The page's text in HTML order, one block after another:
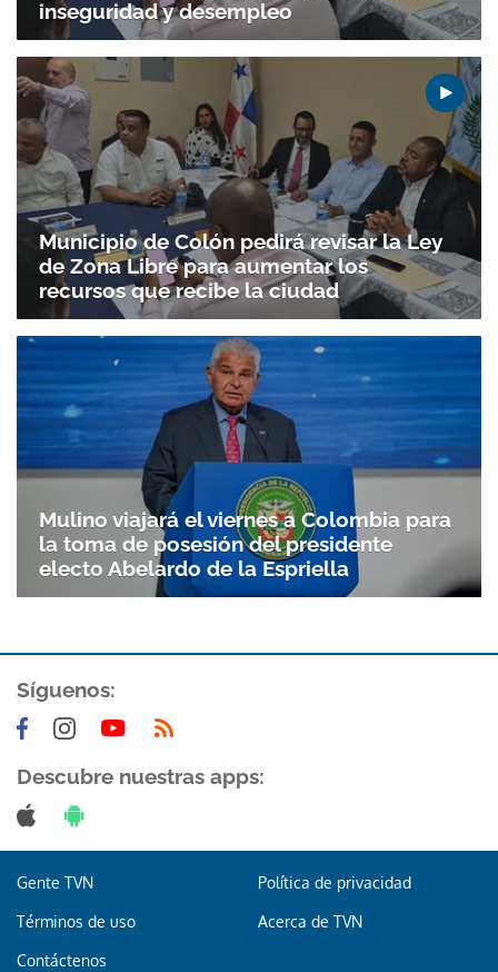
Gracias por suscribirte a nuestro boletín.
ACEPTAR
inseguridad y desempleo
Municipio de Colón pedirá revisar la Ley
de Zona Libre para aumentar los
recursos que recibe la ciudad
Mulino viajará el viernes a Colombia para
la toma de posesión del presidente
electo Abelardo de la Espriella
Síguenos:
Descubre nuestras apps:
Gente TVN Política de privacidad
Términos de uso Acerca de TVN
Contáctenos